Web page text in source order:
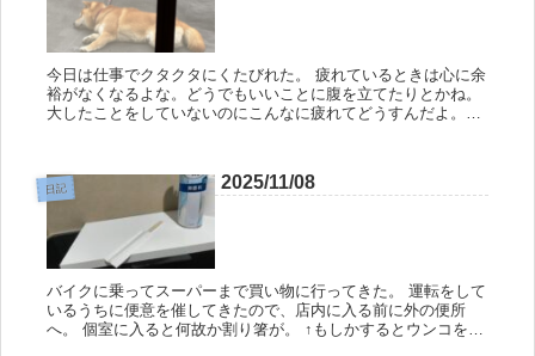
今日は仕事でクタクタにくたびれた。 疲れているときは心に余
裕がなくなるよな。どうでもいいことに腹を立てたりとかね。
大したことをしていないのにこんなに疲れてどうすんだよ。
日記 2025/11/08
バイクに乗ってスーパーまで買い物に行ってきた。 運転をして
いるうちに便意を催してきたので、店内に入る前に外の便所
へ。 個室に入ると何故か割り箸が。 ↑もしかするとウンコを食